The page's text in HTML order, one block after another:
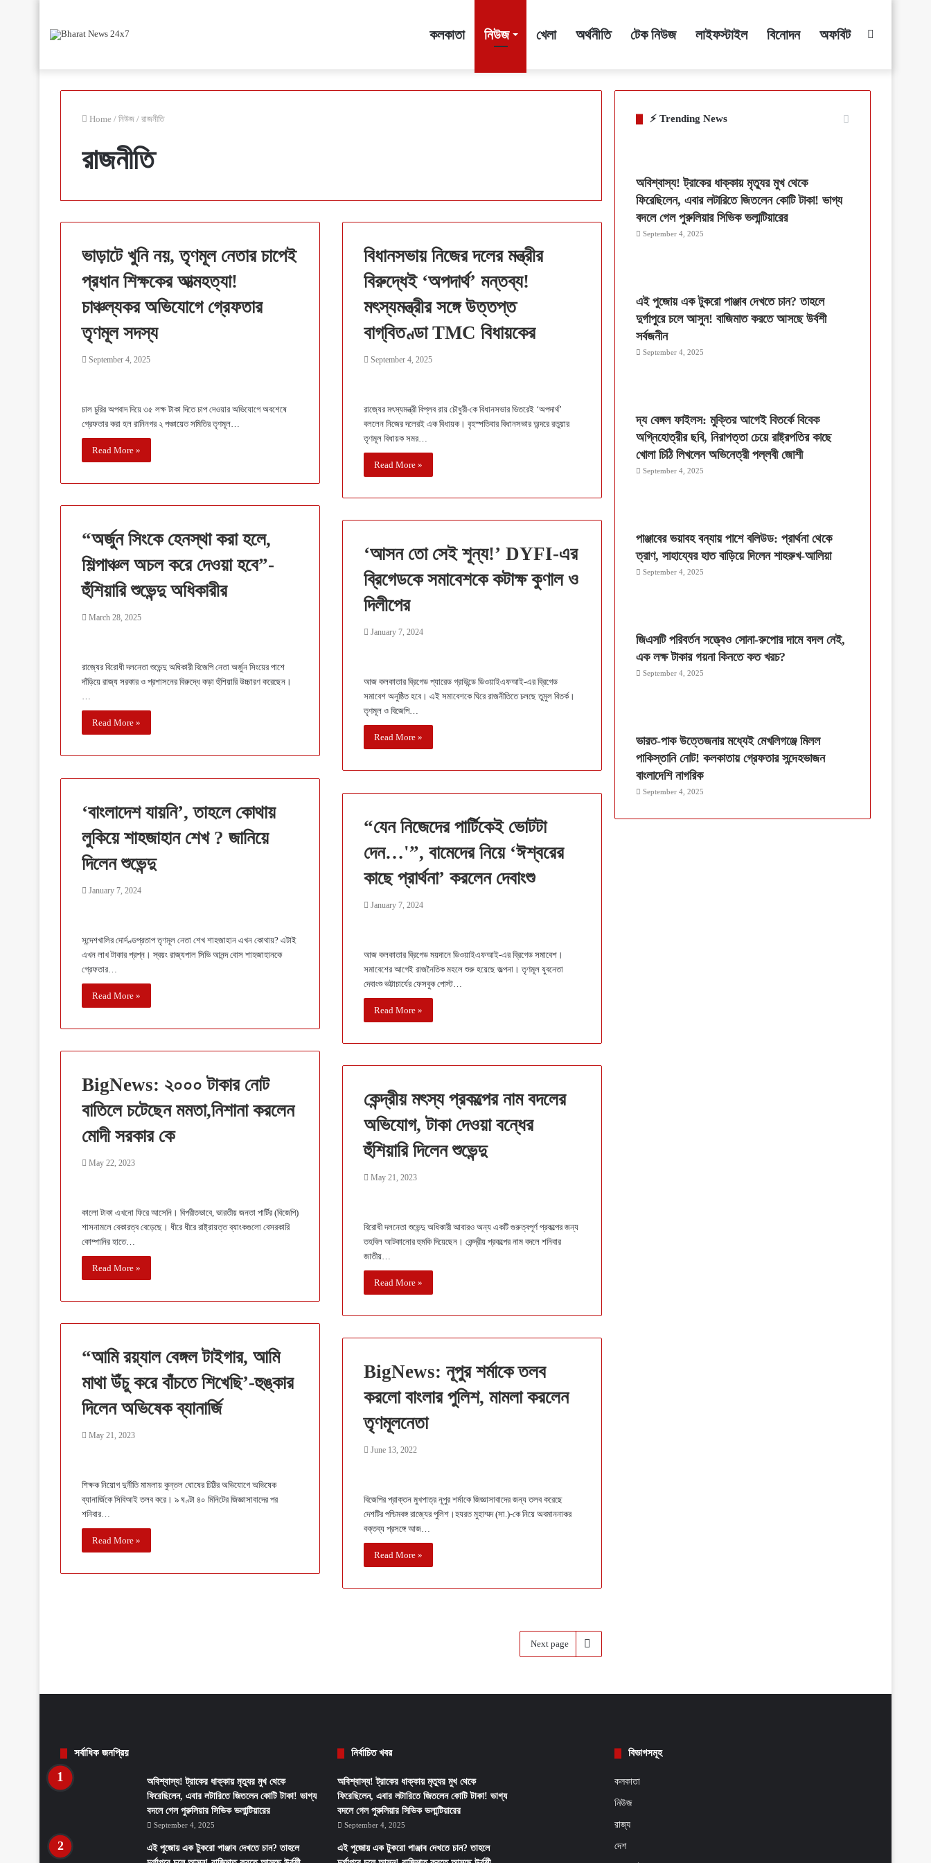
কলকাতা নিউজ খেলা অর্থনীতি টেক নিউজ লাইফস্টাইল বিনোদন অফবিট
Home / নিউজ / রাজনীতি
রাজনীতি
ভাড়াটে খুনি নয়, তৃণমূল নেতার চাপেই
প্রধান শিক্ষকের আত্মহত্যা!
চাঞ্চল্যকর অভিযোগে গ্রেফতার
তৃণমূল সদস্য
September 4, 2025
চাল চুরির অপবাদ দিয়ে ৩৫ লক্ষ টাকা দিতে চাপ দেওয়ার অভিযোগে অবশেষে
গ্রেফতার করা হল রানিনগর ২ পঞ্চায়েত সমিতির তৃণমূল…
Read More »
বিধানসভায় নিজের দলের মন্ত্রীর
বিরুদ্ধেই ‘অপদার্থ’ মন্তব্য!
মৎস্যমন্ত্রীর সঙ্গে উত্তপ্ত
বাগ্‌বিতণ্ডা TMC বিধায়কের
September 4, 2025
রাজ্যের মৎস্যমন্ত্রী বিপ্লব রায় চৌধুরী-কে বিধানসভার ভিতরেই ‘অপদার্থ’
বললেন নিজের দলেরই এক বিধায়ক। বৃহস্পতিবার বিধানসভার অন্দরে রতুয়ার
তৃণমূল বিধায়ক সমর…
Read More »
“অর্জুন সিংকে হেনস্থা করা হলে,
শিল্পাঞ্চল অচল করে দেওয়া হবে”-
হুঁশিয়ারি শুভেন্দু অধিকারীর
March 28, 2025
রাজ্যের বিরোধী দলনেতা শুভেন্দু অধিকারী বিজেপি নেতা অর্জুন সিংয়ের পাশে
দাঁড়িয়ে রাজ্য সরকার ও প্রশাসনের বিরুদ্ধে কড়া হুঁশিয়ারি উচ্চারণ করেছেন।
…
Read More »
‘আসন তো সেই শূন্য!’ DYFI-এর
ব্রিগেডকে সমাবেশকে কটাক্ষ কুণাল ও
দিলীপের
January 7, 2024
আজ কলকাতার ব্রিগেড প্যারেড গ্রাউন্ডে ডিওয়াইএফআই-এর ব্রিগেড
সমাবেশ অনুষ্ঠিত হবে। এই সমাবেশকে ঘিরে রাজনীতিতে চলছে তুমুল বিতর্ক।
তৃণমূল ও বিজেপি…
Read More »
‘বাংলাদেশ যায়নি’, তাহলে কোথায়
লুকিয়ে শাহজাহান শেখ ? জানিয়ে
দিলেন শুভেন্দু
January 7, 2024
সন্দেশখালির দোর্দণ্ডপ্রতাপ তৃণমূল নেতা শেখ শাহজাহান এখন কোথায়? এটাই
এখন লাখ টাকার প্রশ্ন। স্বয়ং রাজ্যপাল সিভি আনন্দ বোস শাহজাহানকে
গ্রেফতার…
Read More »
“যেন নিজেদের পার্টিকেই ভোটটা
দেন…'”, বামেদের নিয়ে ‘ঈশ্বরের
কাছে প্রার্থনা’ করলেন দেবাংশু
January 7, 2024
আজ কলকাতার ব্রিগেড ময়দানে ডিওয়াইএফআই-এর ব্রিগেড সমাবেশ।
সমাবেশের আগেই রাজনৈতিক মহলে শুরু হয়েছে জল্পনা। তৃণমূল যুবনেতা
দেবাংশু ভট্টাচার্যের ফেসবুক পোস্ট…
Read More »
BigNews: ২০০০ টাকার নোট
বাতিলে চটেছেন মমতা,নিশানা করলেন
মোদী সরকার কে
May 22, 2023
কালো টাকা এখনো ফিরে আসেনি। বিপরীতভাবে, ভারতীয় জনতা পার্টির (বিজেপি)
শাসনামলে বেকারত্ব বেড়েছে। ধীরে ধীরে রাষ্ট্রায়ত্ত ব্যাংকগুলো বেসরকারি
কোম্পানির হাতে…
Read More »
কেন্দ্রীয় মৎস্য প্রকল্পের নাম বদলের
অভিযোগ, টাকা দেওয়া বন্ধের
হুঁশিয়ারি দিলেন শুভেন্দু
May 21, 2023
বিরোধী দলনেতা শুভেন্দু অধিকারী আবারও অন্য একটি গুরুত্বপূর্ণ প্রকল্পের জন্য
তহবিল আটকানোর হুমকি দিয়েছেন। কেন্দ্রীয় প্রকল্পের নাম বদলে শনিবার
জাতীয়…
Read More »
“আমি রয়্যাল বেঙ্গল টাইগার, আমি
মাথা উঁচু করে বাঁচতে শিখেছি’-হুঙ্কার
দিলেন অভিষেক ব্যানার্জি
May 21, 2023
শিক্ষক নিয়োগ দুর্নীতি মামলায় কুন্তল ঘোষের চিঠির অভিযোগে অভিষেক
ব্যানার্জিকে সিবিআই তলব করে। ৯ ঘণ্টা ৪০ মিনিটের জিজ্ঞাসাবাদের পর
শনিবার…
Read More »
BigNews: নূপুর শর্মাকে তলব
করলো বাংলার পুলিশ, মামলা করলেন
তৃণমূলনেতা
June 13, 2022
বিজেপির প্রাক্তন মুখপাত্র নূপুর শর্মাকে জিজ্ঞাসাবাদের জন্য তলব করেছে
দেশটির পশ্চিমবঙ্গ রাজ্যের পুলিশ।হযরত মুহাম্মদ (সা.)-কে নিয়ে অবমাননাকর
বক্তব্য প্রসঙ্গে আজ…
Read More »
Next page
⚡ Trending News
অবিশ্বাস্য! ট্রাকের ধাক্কায় মৃত্যুর মুখ থেকে
ফিরেছিলেন, এবার লটারিতে জিতলেন কোটি টাকা! ভাগ্য
বদলে গেল পুরুলিয়ার সিভিক ভলান্টিয়ারের
September 4, 2025
এই পুজোয় এক টুকরো পাঞ্জাব দেখতে চান? তাহলে
দুর্গাপুরে চলে আসুন! বাজিমাত করতে আসছে উর্বশী
সর্বজনীন
September 4, 2025
দ্য বেঙ্গল ফাইলস: মুক্তির আগেই বিতর্কে বিবেক
অগ্নিহোত্রীর ছবি, নিরাপত্তা চেয়ে রাষ্ট্রপতির কাছে
খোলা চিঠি লিখলেন অভিনেত্রী পল্লবী জোশী
September 4, 2025
পাঞ্জাবের ভয়াবহ বন্যায় পাশে বলিউড: প্রার্থনা থেকে
ত্রাণ, সাহায্যের হাত বাড়িয়ে দিলেন শাহরুখ-আলিয়া
September 4, 2025
জিএসটি পরিবর্তন সত্ত্বেও সোনা-রুপোর দামে বদল নেই,
এক লক্ষ টাকার গয়না কিনতে কত খরচ?
September 4, 2025
ভারত-পাক উত্তেজনার মধ্যেই মেখলিগঞ্জে মিলল
পাকিস্তানি নোট! কলকাতায় গ্রেফতার সন্দেহভাজন
বাংলাদেশি নাগরিক
September 4, 2025
সর্বাধিক জনপ্রিয়
অবিশ্বাস্য! ট্রাকের ধাক্কায় মৃত্যুর মুখ থেকে
ফিরেছিলেন, এবার লটারিতে জিতলেন কোটি টাকা! ভাগ্য
বদলে গেল পুরুলিয়ার সিভিক ভলান্টিয়ারের
September 4, 2025
এই পুজোয় এক টুকরো পাঞ্জাব দেখতে চান? তাহলে
নির্বাচিত খবর
অবিশ্বাস্য! ট্রাকের ধাক্কায় মৃত্যুর মুখ থেকে
ফিরেছিলেন, এবার লটারিতে জিতলেন কোটি টাকা! ভাগ্য
বদলে গেল পুরুলিয়ার সিভিক ভলান্টিয়ারের
September 4, 2025
এই পুজোয় এক টুকরো পাঞ্জাব দেখতে চান? তাহলে
বিভাগসমূহ
কলকাতা
নিউজ
রাজ্য
দেশ